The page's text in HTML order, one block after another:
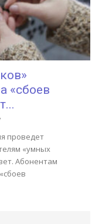
«сбоев
проведет
«умных
Абонентам